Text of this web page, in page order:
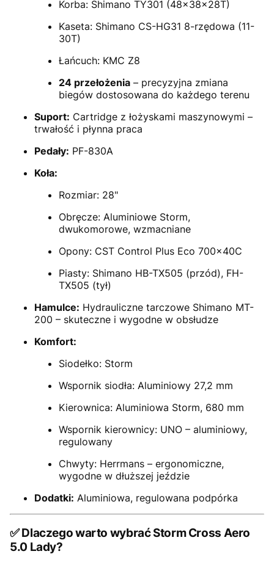
Korba: Shimano TY301 (48x38x28T)
Kaseta: Shimano CS-HG31 8-rzędowa (11-
30T)
Łańcuch: KMC Z8
24 przełożenia – precyzyjna zmiana
biegów dostosowana do każdego terenu
Suport: Cartridge z łożyskami maszynowymi –
trwałość i płynna praca
Pedały: PF-830A
Koła:
Rozmiar: 28"
Obręcze: Aluminiowe Storm,
dwukomorowe, wzmacniane
Opony: CST Control Plus Eco 700x40C
Piasty: Shimano HB-TX505 (przód), FH-
TX505 (tył)
Hamulce: Hydrauliczne tarczowe Shimano MT-
200 – skuteczne i wygodne w obsłudze
Komfort:
Siodełko: Storm
Wspornik siodła: Aluminiowy 27,2 mm
Kierownica: Aluminiowa Storm, 680 mm
Wspornik kierownicy: UNO – aluminiowy,
regulowany
Chwyty: Herrmans – ergonomiczne,
wygodne w dłuższej jeździe
Dodatki: Aluminiowa, regulowana podpórka
✅Dlaczego warto wybrać Storm Cross Aero
5.0 Lady?